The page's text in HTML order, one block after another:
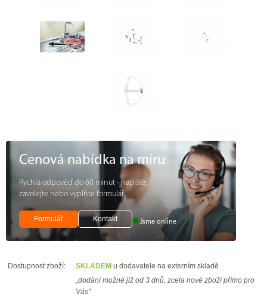
Cenová nabídka na míru
Rychlá odpověď do 60 minut - napište,
zavolejte nebo vyplňte formulář
Formulář Kontakt Jsme online
Dostupnost zboží: SKLADEM u dodavatele na externím skladě
„dodání možné již od 3 dnů, zcela nové zboží přímo pro
Vás"